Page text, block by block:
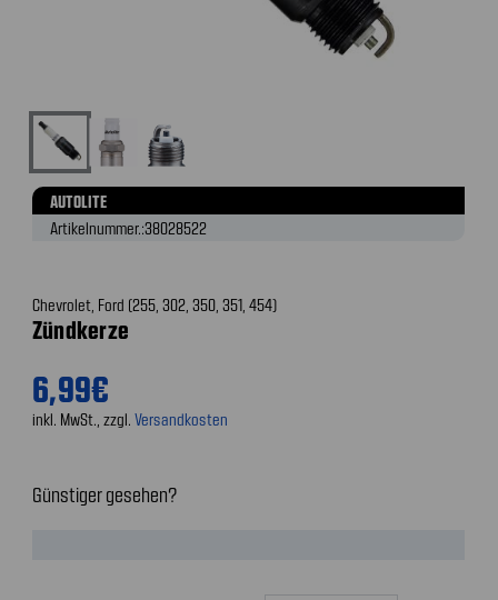
AUTOLITE
Artikelnummer.:38028522
Chevrolet, Ford (255, 302, 350, 351, 454)
Zündkerze
6,99€
inkl. MwSt., zzgl. Versandkosten
Günstiger gesehen?